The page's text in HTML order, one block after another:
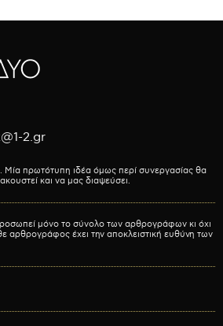
2.gr
Μία πρωτότυπη ιδέα όμως περί συνεργασίας θα
και να μας διαψεύσει.
μόνο το σύνολο των αρθρογράφων κι όχι
αρθρογράφος έχει την αποκλειστική ευθύνη των